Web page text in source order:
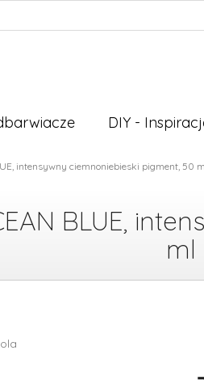
DIY -
intensywny ciemnoniebieski pigment, 50
BLUE,
ml